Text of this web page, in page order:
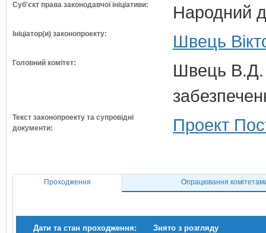
Суб'єкт права законодавчої ініціативи: Народний
Ініціатор(и) законопроекту: Швець
Головний комітет:
Швець В.Д.
Текст законопроекту та супровідні
документи:
Проект
Проходження Опрацювання
Дати та стан проходження: Знято з розгляду